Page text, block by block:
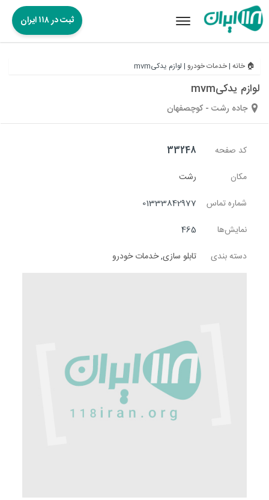
Toggle
ثبت در ۱۱۸ ایران
🏠 خانه |خدمات خودرو | لوازم یدکیmvm
لوازم یدکیmvm
جاده رشت - کوچصفهان
کد صفحه
33248
مکان
رشت
شماره تماس
01333842977
نمایش‌ها
465
دسته بندی
تابلو سازی,خدمات خودرو